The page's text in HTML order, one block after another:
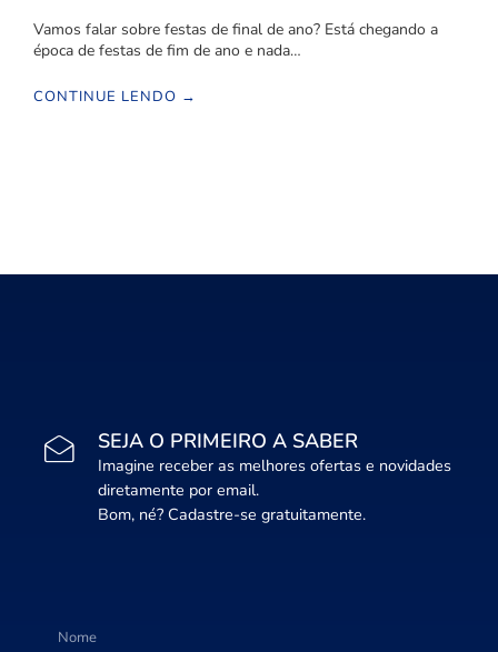
Vamos falar sobre festas de final de ano? Está chegando a
época de festas de fim de ano e nada…
CONTINUE LENDO →
SEJA O PRIMEIRO A SABER
Imagine receber as melhores ofertas e novidades
diretamente por email.
Bom, né? Cadastre-se gratuitamente.